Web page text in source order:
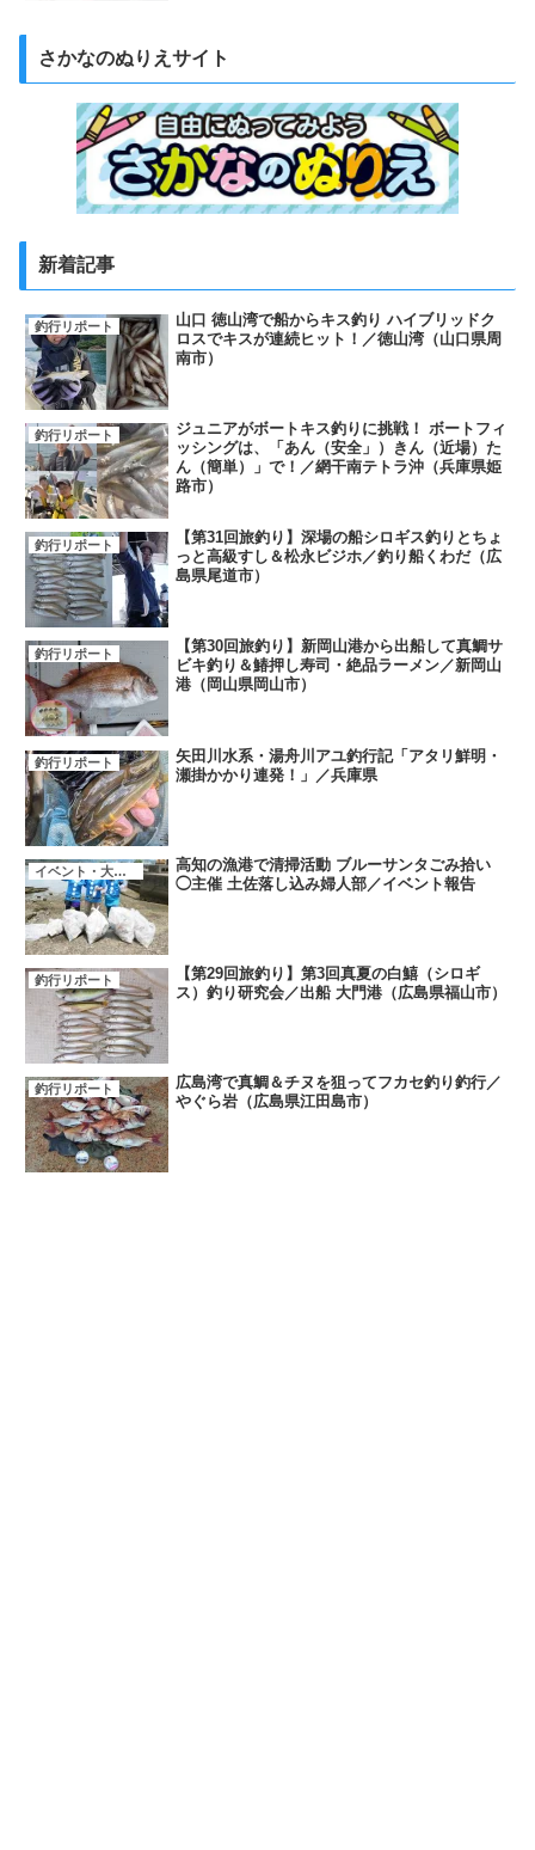
さかなのぬりえサイト
新着記事
釣行リポート
山口 徳山湾で船からキス釣り ハイブリッドク
ロスでキスが連続ヒット！／徳山湾（山口県周
南市）
釣行リポート
ジュニアがボートキス釣りに挑戦！ ボートフィ
ッシングは、「あん（安全」）きん（近場）た
ん（簡単）」で！／網干南テトラ沖（兵庫県姫
路市）
釣行リポート
【第31回旅釣り】深場の船シロギス釣りとちょ
っと高級すし＆松永ビジホ／釣り船くわだ（広
島県尾道市）
釣行リポート
【第30回旅釣り】新岡山港から出船して真鯛サ
ビキ釣り＆鰆押し寿司・絶品ラーメン／新岡山
港（岡山県岡山市）
釣行リポート
矢田川水系・湯舟川アユ釣行記「アタリ鮮明・
瀬掛かかり連発！」／兵庫県
イベント・大会・キャンペーン
高知の漁港で清掃活動 ブルーサンタごみ拾い
◯主催 土佐落し込み婦人部／イベント報告
釣行リポート
【第29回旅釣り】第3回真夏の白鱚（シロギ
ス）釣り研究会／出船 大門港（広島県福山市）
釣行リポート
広島湾で真鯛＆チヌを狙ってフカセ釣り釣行／
やぐら岩（広島県江田島市）